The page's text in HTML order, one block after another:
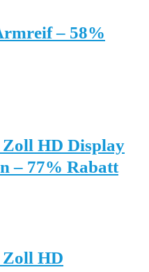
– 58%
HD Display
– 77% Rabatt
Zoll HD